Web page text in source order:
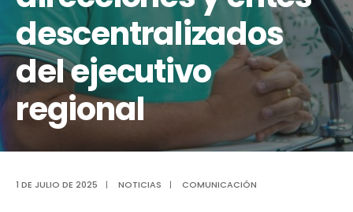
descentralizados
del ejecutivo
regional
1 DE JULIO DE 2025 | NOTICIAS | COMUNICACIÓN